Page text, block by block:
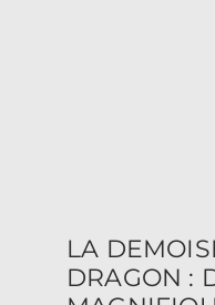
LA
DRAGON :